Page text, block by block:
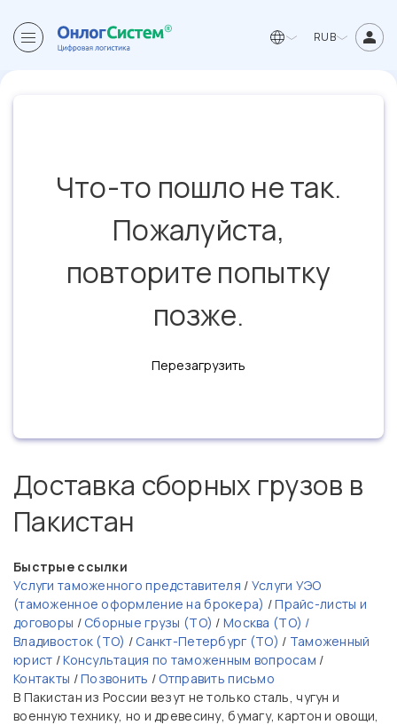
RUB
Что-то пошло не так.
Пожалуйста,
повторите попытку
позже.
Перезагрузить
Доставка сборных грузов в
Пакистан
Быстрые ссылки
Услуги таможенного представителя / Услуги УЭО
(таможенное оформление на брокера) /Прайс-листы и
договоры / Сборные грузы (ТО) / Москва (ТО) /
Владивосток (ТО) / Санкт-Петербург (ТО) / Таможенный
юрист /Консультация по таможенным вопросам /
Контакты /Позвонить / Отправить письмо
В Пакистан из России везут не только сталь, чугун и
военную технику, но и древесину, бумагу, картон и овощи,